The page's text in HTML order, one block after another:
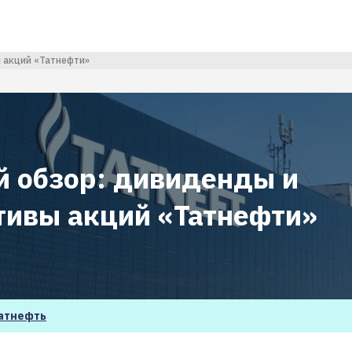
«Татнефти»
обзор: дивиденды и
акций «Татнефти»